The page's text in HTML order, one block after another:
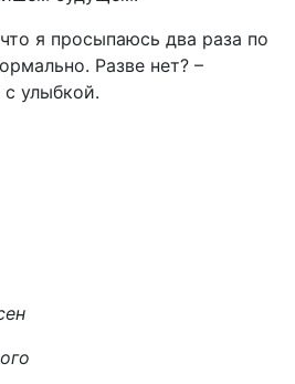
я просыпаюсь два раза по
Разве нет? –
улыбкой.